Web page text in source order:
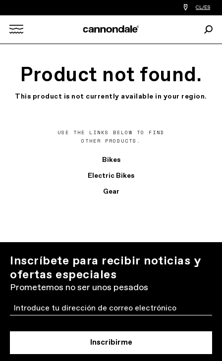
Encontrar
tiedas
bicicletas
de
CL/ES
Product not found.
This product is not currently available in your region.
USE THE LINKS BELOW TO FIND
OTHER PRODUCTS.
Bikes
Electric Bikes
Gear
Inscríbete para recibir noticias y
ofertas especiales
Prometemos no ser unos pesados
Email
Inscribirme